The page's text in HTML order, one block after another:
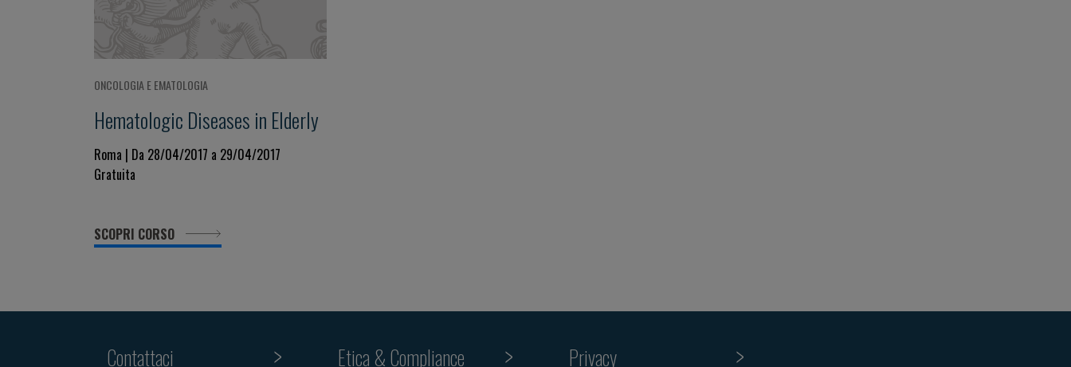
ONCOLOGIA E EMATOLOGIA
Hematologic Diseases in Elderly
Roma | Da 28/04/2017 a 29/04/2017
Gratuita
SCOPRI CORSO
Contattaci Etica & Compliance Privacy